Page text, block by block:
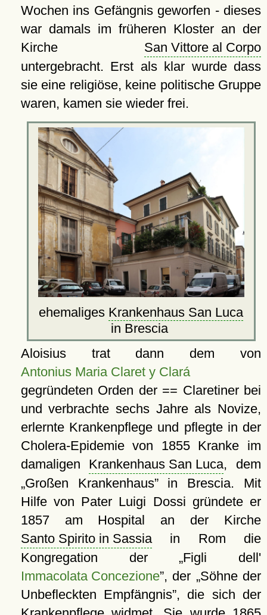
Wochen ins Gefängnis geworfen - dieses
war damals im früheren Kloster an der
Kirche San Vittore al Corpo
untergebracht. Erst als klar wurde dass
sie eine religiöse, keine politische Gruppe
waren, kamen sie wieder frei.
ehemaliges Krankenhaus San Luca
in Brescia
Aloisius trat dann dem von
Antonius Maria Claret y Clará
gegründeten Orden der == Claretiner bei
und verbrachte sechs Jahre als Novize,
erlernte Krankenpflege und pflegte in der
Cholera-Epidemie von 1855 Kranke im
damaligen Krankenhaus San Luca, dem
Großen Krankenhaus in Brescia. Mit
Hilfe von Pater Luigi Dossi gründete er
1857 am Hospital an der Kirche
Santo Spirito in Sassiain Rom die
Kongregation der Figli dell'
Immacolata Concezione , der
Söhne der
Unbefleckten Empfängnis , die sich der